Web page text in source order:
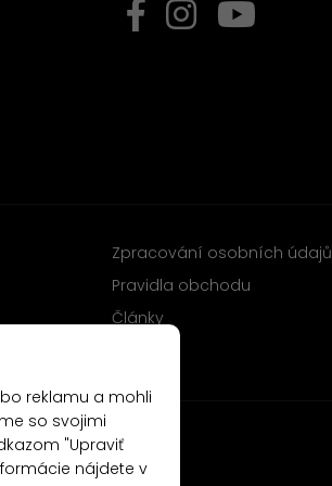
Zpracování osobních údajů
Pravidla obchodu
Články
reklamu a mohli
so svojimi
"Upraviť
nájdete v